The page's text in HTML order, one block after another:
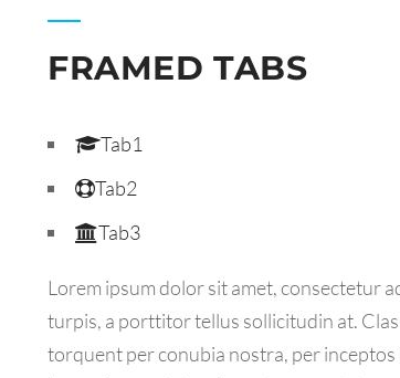
FRAMED TABS
Tab1
Tab2
Tab3
Lorem ipsum dolor sit amet, consectetur
turpis, a porttitor tellus sollicitudin at.
torquent per conubia nostra, per inceptos